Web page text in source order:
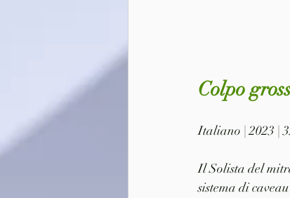
Colpo
Italiano | 2023 |
Il Solista del
sistema di